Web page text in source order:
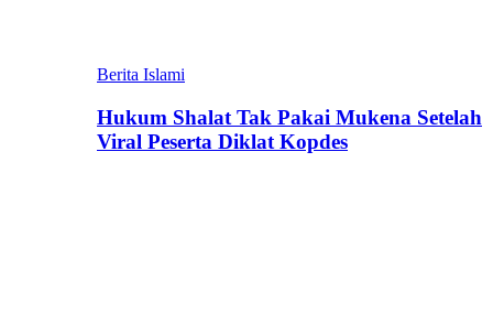
Berita Islami
Hukum Shalat Tak Pakai Mukena Setelah
Viral Peserta Diklat Kopdes